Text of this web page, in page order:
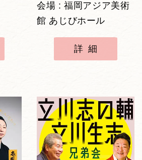
会場 : 福岡アジア美術
館 あじびホール
詳細